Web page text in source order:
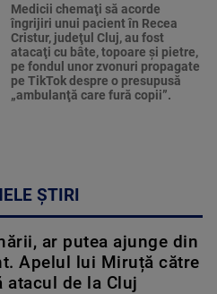
Medicii chemaţi să acorde
îngrijiri unui pacient în Recea
Cristur, judeţul Cluj, au fost
atacaţi cu bâte, topoare şi pietre,
pe fondul unor zvonuri propagate
pe TikTok despre o presupusă
„ambulanţă care fură copii”.
ȘTIRI
ar putea ajunge din
Apelul lui Miruță către
atacul de la Cluj